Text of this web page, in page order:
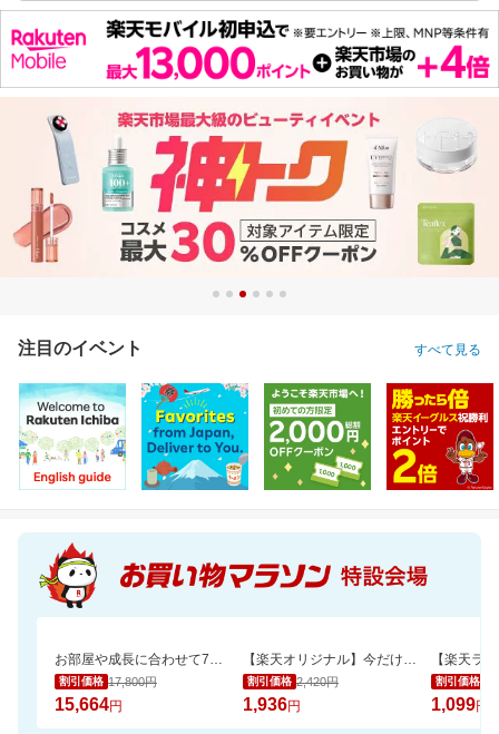
注目のイベント すべて見る
お部屋や成長に合わせて7通りに使える、多機能ベビーサークル
割引価格 17,800円
15,664円
【楽天オリジナル】今だけ20％OFFセール！高コスパのペットシーツ大容量！
割引価格 2,420円
1,936円
割引価格
1,099円